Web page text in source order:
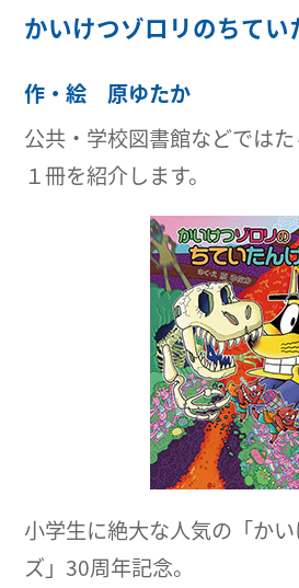
かいけつゾロリのちてい
作・絵 原ゆたか
公共・学校図書館などでは
１冊を紹介します。
小学生に絶大な人気の「か
ズ」30周年記念。